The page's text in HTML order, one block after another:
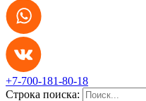
+7-700-181-80-18
Строка поиска: